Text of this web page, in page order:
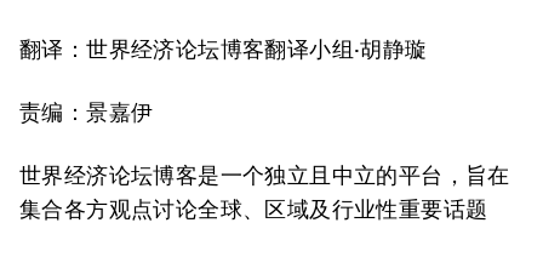
翻译：世界经济论坛博客翻译小组·胡静璇
责编：景嘉伊
世界经济论坛博客是一个独立且中立的平台，旨在
集合各方观点讨论全球、区域及行业性重要话题